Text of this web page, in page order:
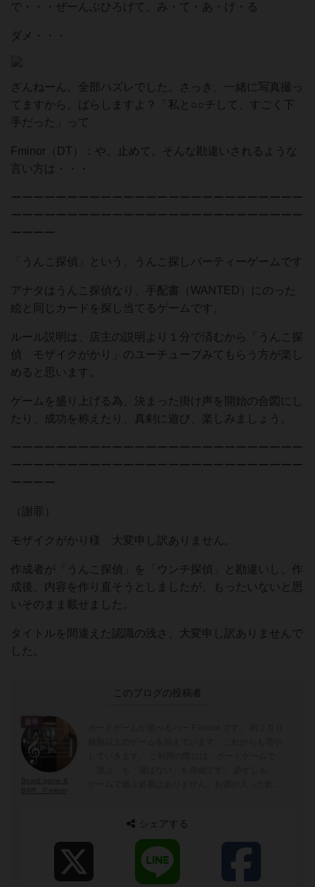
で・・・ぜーんぶひろげて、み・て・あ・げ・る
ダメ・・・
ざんねーん。全部ハズレでした。さっき、一緒に写真撮っ
てますから。ばらしますよ？「私と○○チして、すごく下
手だった」って
Fminor（DT）：や、止めて。そんな勘違いされるような
言い方は・・・
ーーーーーーーーーーーーーーーーーーーーーーーーーー
ーーーーーーーーーーーーーーーーーーーーーーーーーー
ーーーー
「うんこ探偵」という、うんこ探しパーティーゲームです
アナタはうんこ探偵なり、手配書（WANTED）にのった
絵と同じカードを探し当てるゲームです。
ルール説明は、店主の説明より１分で済むから「うんこ探
偵 モザイクがかり」のユーチューブみてもらう方が楽し
めると思います。
ゲームを盛り上げる為、決まった掛け声を開始の合図にし
たり、成功を称えたり、真剣に遊び、楽しみましょう。
ーーーーーーーーーーーーーーーーーーーーーーーーーー
ーーーーーーーーーーーーーーーーーーーーーーーーーー
ーーーー
（謝罪）
モザイクがかり様 大変申し訳ありません。
作成者が「うんこ探偵」を「ウンチ探偵」と勘違いし、作
成後、内容を作り直そうとしましたが、もったいないと思
いそのまま載せました。
タイトルを間違えた認識の浅さ、大変申し訳ありませんで
した。
このブログの投稿者
皇帝
ムを、好きな仲間（出会い）と、心行くまま」 こ
ちらをモットーとしています。 ですので、食べ物
はウーバーや出前を利用いただいたり、食べ物を持
ち込んで頂いて構いません。 食べ物も頼んで頂け
ると嬉しいですが・・・実際に美味しい料理は他所
シェアする